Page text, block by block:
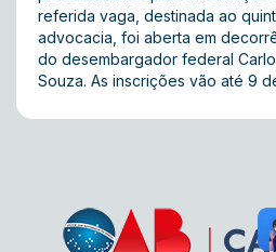
referida vaga, destinada ao
advocacia, foi aberta em
do desembargador federal
Souza. As inscrições vão até 9